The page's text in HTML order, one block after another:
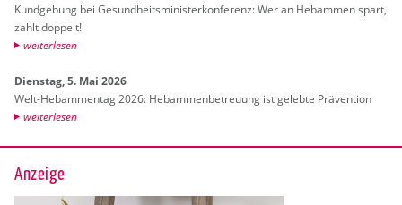
Kund­ge­bung bei Ge­sund­heits­mi­nis­ter­kon­fe­renz: Wer an Heb­am­men spart,
zahlt dop­pelt!
wei­ter­le­sen
Diens­tag, 5. Mai 2026
Welt-Heb­am­men­tag 2026: Heb­am­men­be­treu­ung ist ge­leb­te Prä­ven­ti­on
wei­ter­le­sen
Anzeige